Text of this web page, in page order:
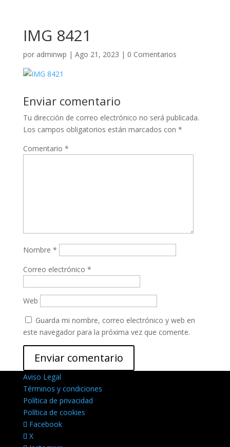
IMG 8421
por adminwp | Ago 21, 2023 | 0 Comentarios
Enviar comentario
Tu dirección de correo electrónico no será publicada.
Los campos obligatorios están marcados con *
Comentario *
Nombre *
Correo electrónico *
Web
Guarda mi nombre, correo electrónico y web en
este navegador para la próxima vez que comente.
Aviso Legal
Términos y condiciones
Política de privacidad
Política de cookies
Facebook
X